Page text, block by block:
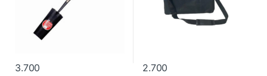
3.700 2.700